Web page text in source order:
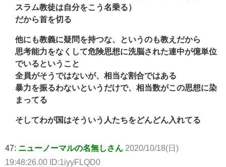
スラム教徒は自分をこう名乗る）
だから首を切る
他にも教義に疑問を持つな、というのも教えだから
思考能力をなくして危険思想に洗脳された連中が億単位
でいるということ
全員がそうではないが、相当な割合ではある
暴力を振るわないというだけで、相当数がこの思想に染
まってる
そしてわが国はそういう人たちをどんどん入れてる
47: ニューノーマルの名無しさん 2020/10/18(日)
19:48:26.00 ID:1iyyFLQD0